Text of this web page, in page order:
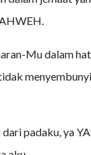
Mu dalam
dari padaku, ya